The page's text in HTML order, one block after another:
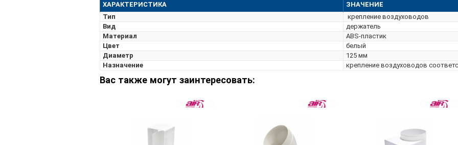
ХАРАКТЕРИСТИКА
ЗНАЧЕНИЕ
Тип
крепление воздуховодов
Вид
держатель
Материал
ABS-пластик
Цвет
белый
Диаметр
125 мм
Назначение
крепление воздуховодов
Вас также могут заинтересовать: